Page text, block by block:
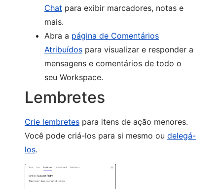
Chat para exibir marcadores, notas e
mais.
Abra a página de Comentários
Atribuídos para visualizar e responder a
mensagens e comentários de todo o
seu Workspace.
Lembretes
Crie lembretes para itens de ação menores.
Você pode criá-los para si mesmo ou delegá-
los.